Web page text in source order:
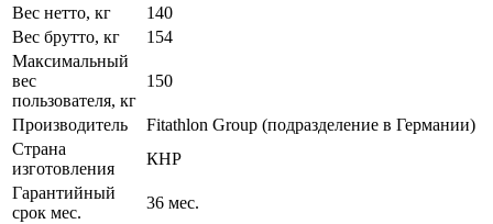
Вес нетто, кг
140
Вес брутто, кг
154
Максимальный
вес
пользователя, кг
150
Производитель
Fitathlon Group (подразделение в Германии)
Страна
изготовления
КНР
Гарантийный
срок мес.
36 мес.